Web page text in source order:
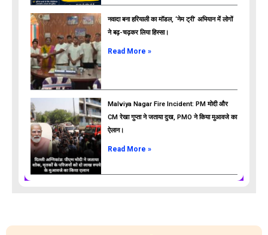
नवादा बना हरियाली का मॉडल, ‘नेम ट्री’ अभियान में लोगों
ने बढ़-चढ़कर लिया हिस्सा।
Read More »
Malviya Nagar Fire Incident: PM मोदी और
CM रेखा गुप्ता ने जताया दुख, PMO ने किया मुआवजे का
ऐलान।
Read More »